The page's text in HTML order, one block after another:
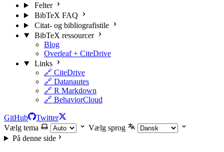
Felter
BibTeX FAQ
Citat- og bibliografistile
BibTeX ressourcer
Blog
Overleaf + CiteDrive
Links
🔗 CiteDrive
🔗 Datanautes
🔗 R Markdown
🔗 BehaviorCloud
GitHub
Twitter
Vælg tema
Vælg sprog
På denne side